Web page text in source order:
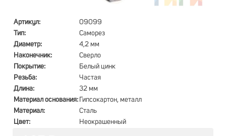
Артикул:
09099
Тип:
Саморез
Диаметр:
4,2 мм
Наконечник:
Сверло
Покрытие:
Белый цинк
Резьба:
Частая
Длина:
32 мм
Материал основания: Гипсокартон, металл
Материал:
Сталь
Цвет:
Неокрашенный